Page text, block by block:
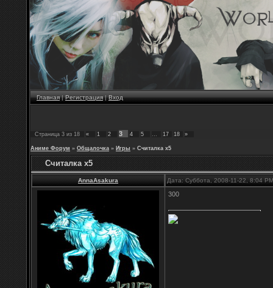
Главная|Регистрация|Вход
Страница 3 из 18 « 1 2 3 4 5 … 17 18 »
Аниме Форум » Общалочка » Игры » Считалка х5
Считалка х5
AnnaAsakura Дата: Суббота, 2008-11-22, 8:04
300